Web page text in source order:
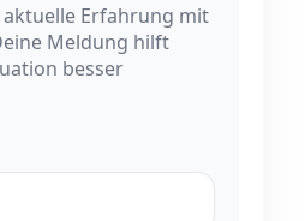
aktuelle Erfahrung mit
Meldung hilft
besser